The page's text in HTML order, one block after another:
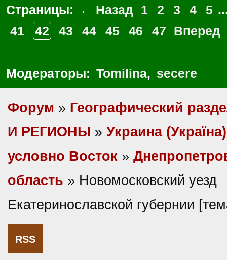
Страницы: ← Назад 1 2 3 4 5
41
42 43 44 45 46 47 Вперед
Модераторы: Tomilina, secere
Форум » Географический
И РЕГИОНЫ » Украина (Україна)
условно Восток »
область » Новомосковский уезд
Екатеринославской губернии
RSS